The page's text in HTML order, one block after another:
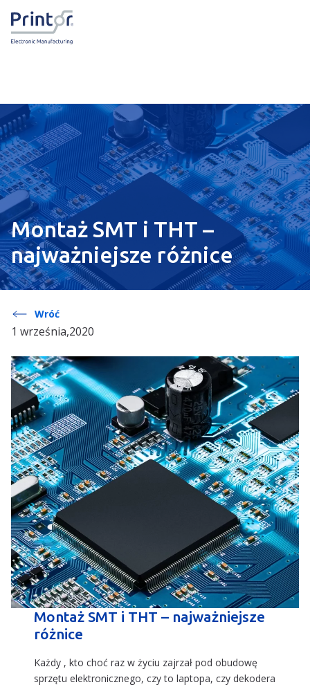
Montaż SMT i THT –
najważniejsze różnice
Wróć
1 września,2020
Montaż SMT i THT – najważniejsze
różnice
Każdy , kto choć raz w życiu zajrzał pod obudowę
sprzętu elektronicznego, czy to laptopa, czy dekodera